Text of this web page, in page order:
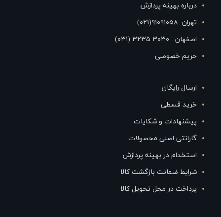
درباره بهینه پردازش
تهران: ۹۱۰۹۱۰۵۸(۰۲۱)
اصفهان : ۳۰۳۰ ۳۲۳۵ (۰۳۱)
حریم خصوصی
ارسال رایگان
خرید قسطی
پیشنهادات و شکایات
گارانتی اصلی محصولات
استخدام در بهینه پردازش
شرایط ضمانت بازگشت کالا
پرداخت در محل تحویل کالا